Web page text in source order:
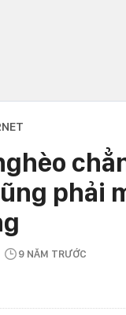
phải
9 NĂM TRƯỚC